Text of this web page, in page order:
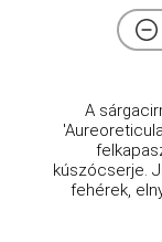
A
kúszócserje.
fehérek,